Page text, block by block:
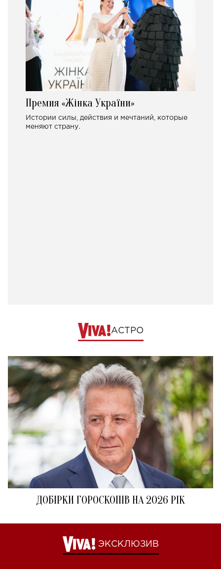
Премия «Жінка України»
Истории силы, действия и мечтаний, которые
меняют страну.
АСТРО
ДОБІРКИ ГОРОСКОПІВ НА 2026 РІК
ЭКСКЛЮЗИВ